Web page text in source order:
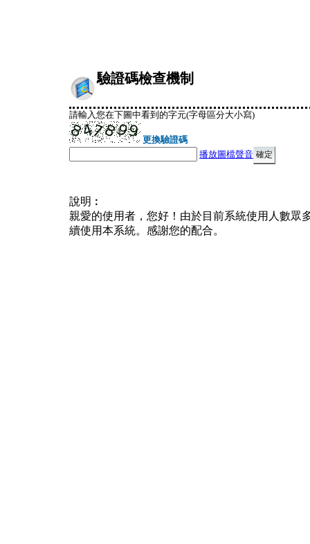
驗證碼檢查機制
請輸入您在下圖中看到的字元(字母區分大小寫)
更換驗證碼
播放圖檔聲音
說明︰
親愛的使用者，您好！由於目前系統使用人數眾
續使用本系統。感謝您的配合。